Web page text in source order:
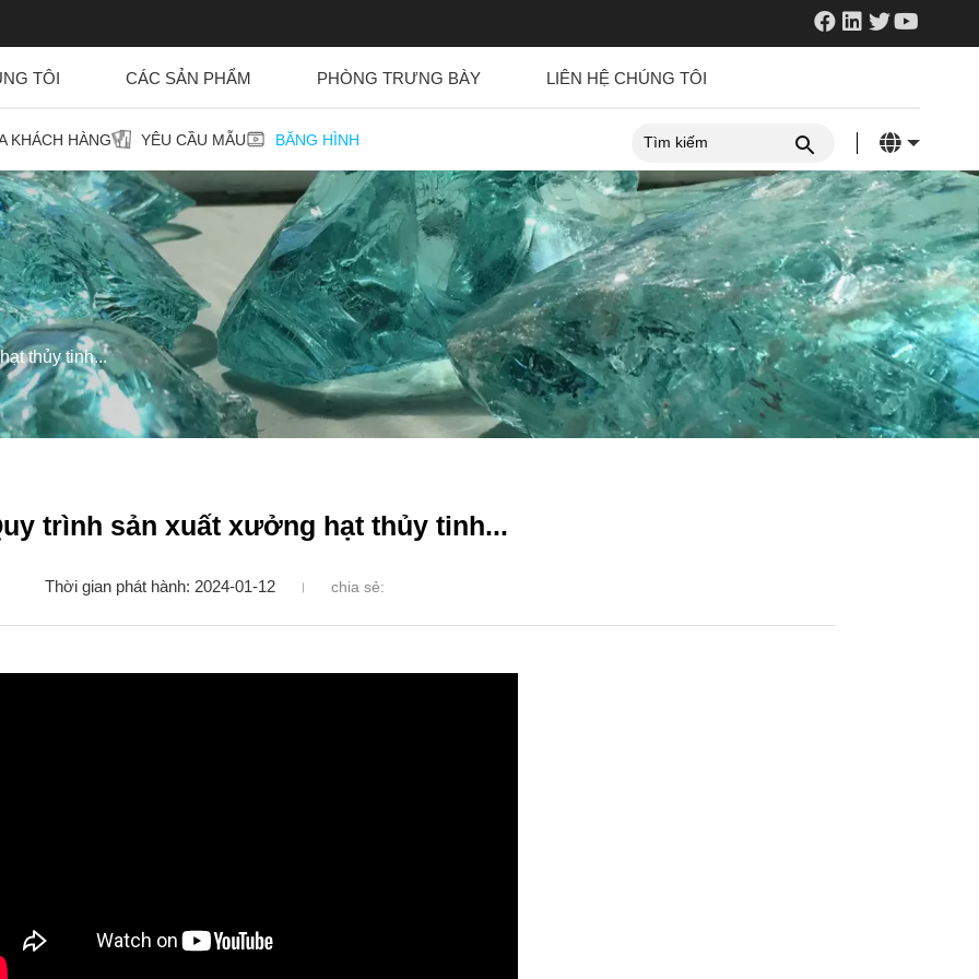
TÔI CÁC SẢN PHẨM PHÒNG TRƯNG BÀY LIÊN HỆ CHÚNG TÔI
KHÁCH HÀNG YÊU CẦU MẪU BĂNG HÌNH
thủy tinh...
trình sản xuất xưởng hạt thủy tinh...
Thời gian phát hành: 2024-01-12 chia sẻ: